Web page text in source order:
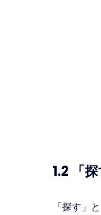
1.2 「
「探す」